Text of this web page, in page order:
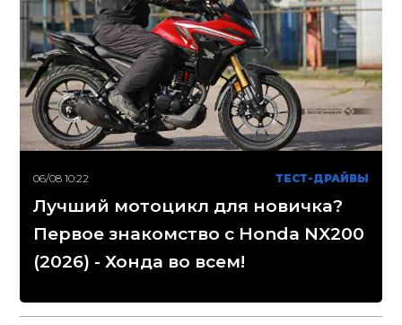
06/08 10:22 ТЕСТ-ДРАЙВЫ
Лучший мотоцикл для новичка?
Первое знакомство с Honda NX200
(2026) - Хонда во всем!